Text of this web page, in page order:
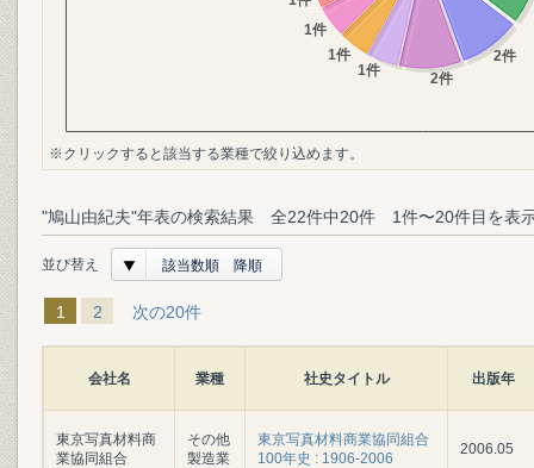
※クリックすると該当する業種で絞り込めます。
"鳩山由紀夫"年表の検索結果 全22件中20件 1件〜20件目を表
並び替え 該当数順 降順
1 2 次の20件
会社名 業種 社史タイトル 出版年
東京写真材料商
業協同組合
その他
製造業
東京写真材料商業協同組合
100年史 : 1906-2006
2006.05